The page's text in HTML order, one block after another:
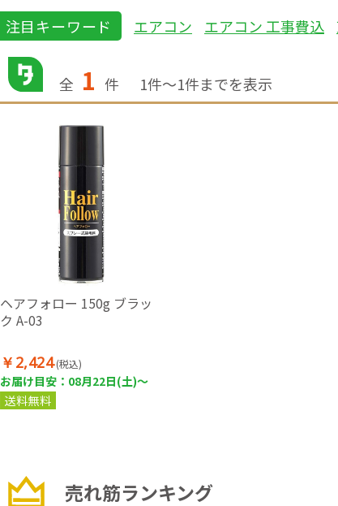
注目キーワード エアコン エアコン 工事費込
全 1 件 1件〜1件までを表示
ヘアフォロー 150g ブラッ
ク A-03
￥2,424 (税込)
お届け目安：08月22日(土)～
送料無料
売れ筋ランキング